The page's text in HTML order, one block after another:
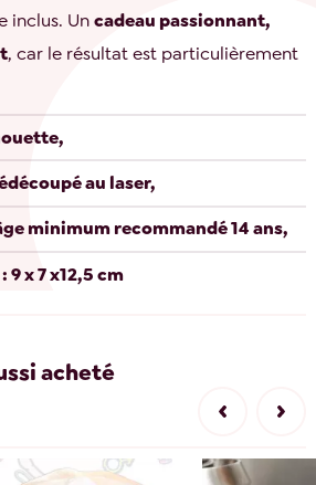
inclus. Uncadeau passionnant,
, car le résultat est particulièrement
au laser,
minimum recommandé 14 ans,
x 7 x12,5 cm
acheté